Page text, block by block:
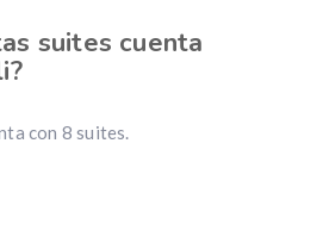
suites cuenta
con 8 suites.